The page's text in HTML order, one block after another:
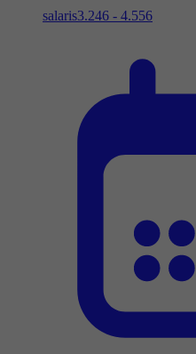
salaris3.246 - 4.556